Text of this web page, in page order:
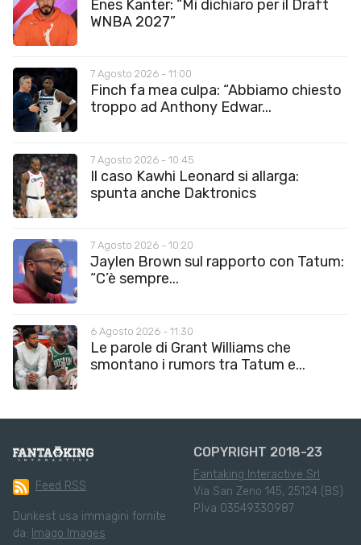
Enes Kanter: “Mi dichiaro per il Draft
WNBA 2027”
7 Agosto 2026 - 11:00
Finch fa mea culpa: “Abbiamo chiesto
troppo ad Anthony Edwar...
7 Agosto 2026 - 10:45
Il caso Kawhi Leonard si allarga:
spunta anche Daktronics
7 Agosto 2026 - 10:20
Jaylen Brown sul rapporto con Tatum:
“C’è sempre...
6 Agosto 2026 - 11:30
Le parole di Grant Williams che
smontano i rumors tra Tatum e...
Feed RSS
Dunkest usa immagini fornite
da: Imago Images
COPYRIGHT 2018-23
Fantaking Interactive Srl
Via San Zeno 145, 25124 (BS)
P.Iva 03549330987